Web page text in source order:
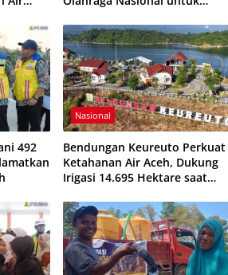
492
Nasional
Bendungan Keureuto Perkuat
Ketahanan Air Aceh, Dukung
Irigasi 14.695 Hektare saat